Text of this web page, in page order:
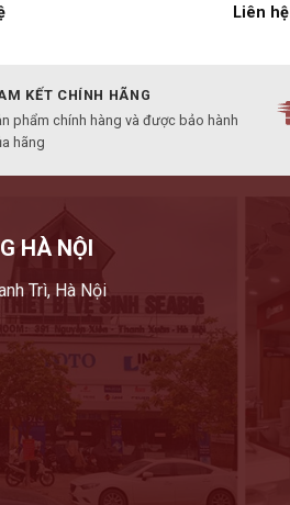
Liên hệ
KẾT CHÍNH HÃNG
phẩm chính hàng và được bảo hành
hãng
HÀ NỘI
Trì, Hà Nội